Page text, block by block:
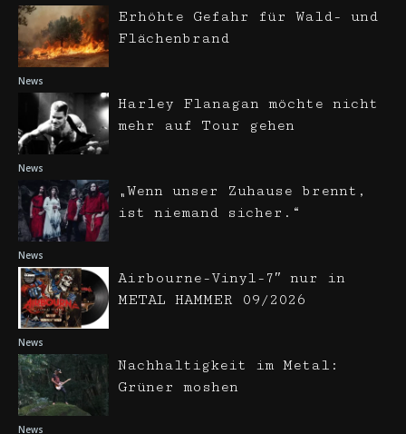
News
Erhöhte Gefahr für Wald- und
Flächenbrand
News
Harley Flanagan möchte nicht
mehr auf Tour gehen
News
„Wenn unser Zuhause brennt,
ist niemand sicher.“
News
Airbourne-Vinyl-7″ nur in
METAL HAMMER 09/2026
News
Nachhaltigkeit im Metal:
Grüner moshen